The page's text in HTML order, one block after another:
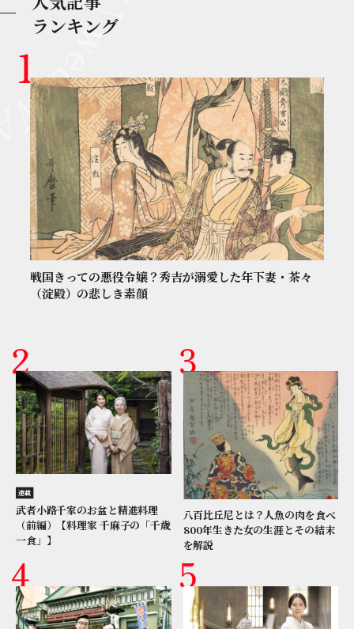
ランキング
戦国きっての悪役令嬢？秀吉が溺愛した年下妻・茶々
（淀殿）の悲しき素顔
連載
武者小路千家のお盆と精進料理
（前編）【料理家 千麻子の「千歳
一食」】
八百比丘尼とは？人魚の肉を食べ
800年生きた女の生涯とその結末
を解説